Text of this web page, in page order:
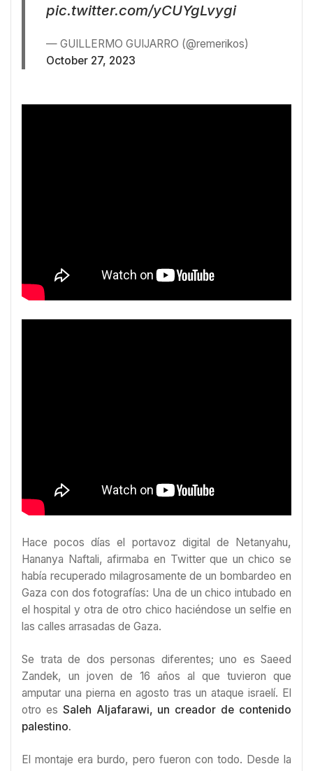
pic.twitter.com/yCUYgLvygi
— GUILLERMO GUIJARRO (@remerikos)
October 27, 2023
Hace pocos días el portavoz digital de Netanyahu,
Hananya Naftali, afirmaba en Twitter que un chico se
había recuperado milagrosamente de un bombardeo en
Gaza con dos fotografías: Una de un chico intubado en
el hospital y otra de otro chico haciéndose un selfie en
las calles arrasadas de Gaza.
Se trata de dos personas diferentes; uno es Saeed
Zandek, un joven de 16 años al que tuvieron que
amputar una pierna en agosto tras un ataque israelí. El
otro es Saleh Aljafarawi, un creador de contenido
palestino.
El montaje era burdo, pero fueron con todo. Desde la